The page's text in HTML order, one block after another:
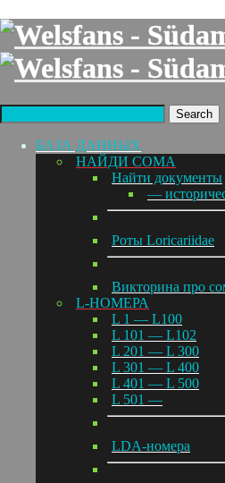
Search
БАЗА ДАННЫХ
НАЙДИ СОМА
Найти документы
—
Роты Loricariidae
Викторина про
L-НОМЕРА
L 1 — L100
L 101 — L102
L 201 — L 300
L 301 — L 400
L 401 — L 500
L 501 —
LDA-номера